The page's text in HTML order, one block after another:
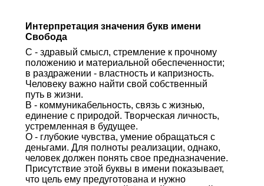
Интерпретация значения букв имени
Свобода
С - здравый смысл, стремление к прочному
положению и материальной обеспеченности;
в раздражении - властность и капризность.
Человеку важно найти свой собственный
путь в жизни.
В - коммуникабельность, связь с жизнью,
единение с природой. Творческая личность,
устремленная в будущее.
О - глубокие чувства, умение обращаться с
деньгами. Для полноты реализации, однако,
человек должен понять свое предназначение.
Присутствие этой буквы в имени показывает,
что цель ему предуготована и нужно